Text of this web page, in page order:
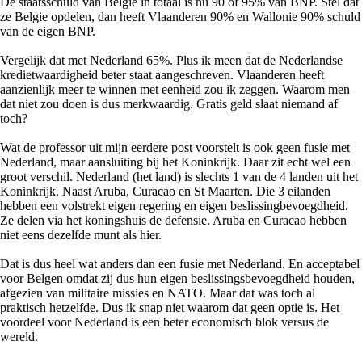
ze Belgie opdelen, dan heeft Vlaanderen 90% en Wallonie 90% schuld
van de eigen BNP.
Vergelijk dat met Nederland 65%. Plus ik meen dat de Nederlandse
kredietwaardigheid beter staat aangeschreven. Vlaanderen heeft
aanzienlijk meer te winnen met eenheid zou ik zeggen. Waarom men
dat niet zou doen is dus merkwaardig. Gratis geld slaat niemand af
toch?
Wat de professor uit mijn eerdere post voorstelt is ook geen fusie met
Nederland, maar aansluiting bij het Koninkrijk. Daar zit echt wel een
groot verschil. Nederland (het land) is slechts 1 van de 4 landen uit het
Koninkrijk. Naast Aruba, Curacao en St Maarten. Die 3 eilanden
hebben een volstrekt eigen regering en eigen beslissingbevoegdheid.
Ze delen via het koningshuis de defensie. Aruba en Curacao hebben
niet eens dezelfde munt als hier.
Dat is dus heel wat anders dan een fusie met Nederland. En acceptabel
voor Belgen omdat zij dus hun eigen beslissingsbevoegdheid houden,
afgezien van militaire missies en NATO. Maar dat was toch al
praktisch hetzelfde. Dus ik snap niet waarom dat geen optie is. Het
voordeel voor Nederland is een beter economisch blok versus de
wereld.